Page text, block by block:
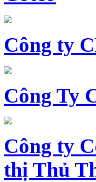
Công ty
Công Ty
Công ty
thị Thủ